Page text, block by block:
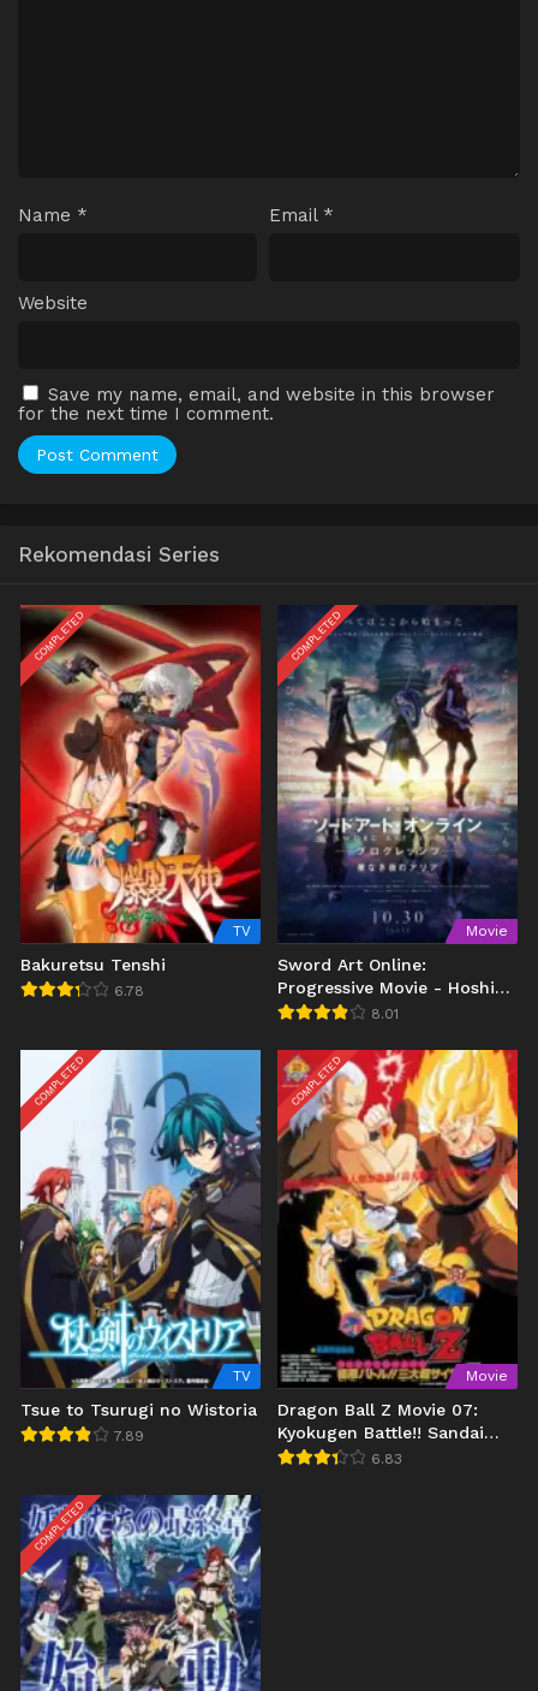
Name * Email *
Website
Save my name, email, and website in this browser
for the next time I comment.
Rekomendasi Series
COMPLETED
TV
Bakuretsu Tenshi
6.78
COMPLETED
Movie
Sword Art Online:
Progressive Movie - Hoshi
Naki Yoru no Aria
8.01
COMPLETED
TV
Tsue to Tsurugi no Wistoria
7.89
COMPLETED
Movie
Dragon Ball Z Movie 07:
Kyokugen Battle!! Sandai
Super Saiyajin
6.83
COMPLETED